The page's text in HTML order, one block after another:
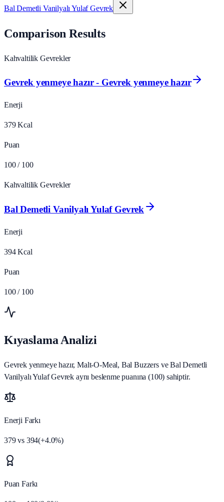
Bal Demetli Vanilyalı Yulaf Gevrek
Comparison Results
Kahvaltilik Gevrekler
Gevrek yenmeye hazır - Gevrek yenmeye hazır
Enerji
379 Kcal
Puan
100 / 100
Kahvaltilik Gevrekler
Bal Demetli Vanilyalı Yulaf Gevrek
Enerji
394 Kcal
Puan
100 / 100
Kıyaslama Analizi
Gevrek yenmeye hazır, Malt-O-Meal, Bal Buzzers ve Bal Demetli
Vanilyalı Yulaf Gevrek aynı beslenme puanına (100) sahiptir.
Enerji Farkı
379vs 394(+4.0%)
Puan Farkı